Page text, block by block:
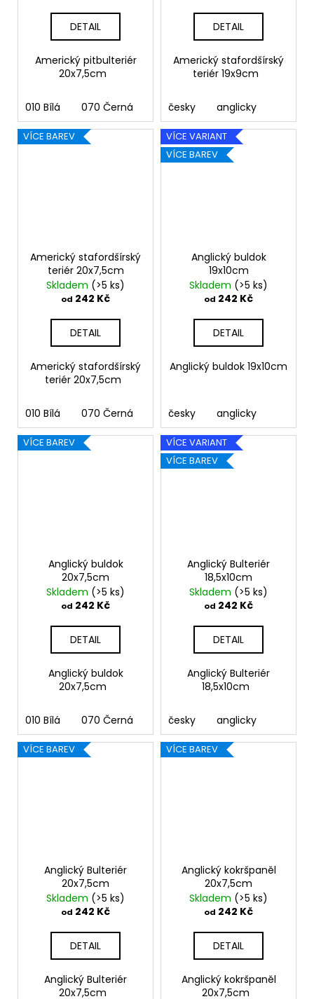
DETAIL
Americký pitbulteriér
20x7,5cm
010 Bílá 070 Černá 090 Stříbrná 091 Zlatá
DETAIL
Americký stafordšírský
teriér 19x9cm
česky anglicky
VÍCE BAREV
Americký stafordšírský
teriér 20x7,5cm
Skladem (>5 ks)
od 242 Kč
DETAIL
Americký stafordšírský
teriér 20x7,5cm
010 Bílá 070 Černá 090 Stříbrná 091 Zlatá
VÍCE VARIANT
VÍCE BAREV
Anglický buldok
19x10cm
Skladem (>5 ks)
od 242 Kč
DETAIL
Anglický buldok 19x10cm
česky anglicky
VÍCE BAREV
Anglický buldok
20x7,5cm
Skladem (>5 ks)
od 242 Kč
DETAIL
Anglický buldok
20x7,5cm
010 Bílá 070 Černá 090 Stříbrná 091 Zlatá
VÍCE VARIANT
VÍCE BAREV
Anglický Bulteriér
18,5x10cm
Skladem (>5 ks)
od 242 Kč
DETAIL
Anglický Bulteriér
18,5x10cm
česky anglicky
VÍCE BAREV
Anglický Bulteriér
20x7,5cm
Skladem (>5 ks)
od 242 Kč
DETAIL
Anglický Bulteriér
20x7,5cm
VÍCE BAREV
Anglický kokršpaněl
20x7,5cm
Skladem (>5 ks)
od 242 Kč
DETAIL
Anglický kokršpaněl
20x7,5cm